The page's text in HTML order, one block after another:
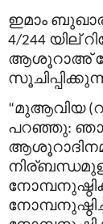
ഇമാം
4/244 യില്
ആശൂറാഅ്
“മുആവിയ(റ
പറഞ്ഞു:
നിര്